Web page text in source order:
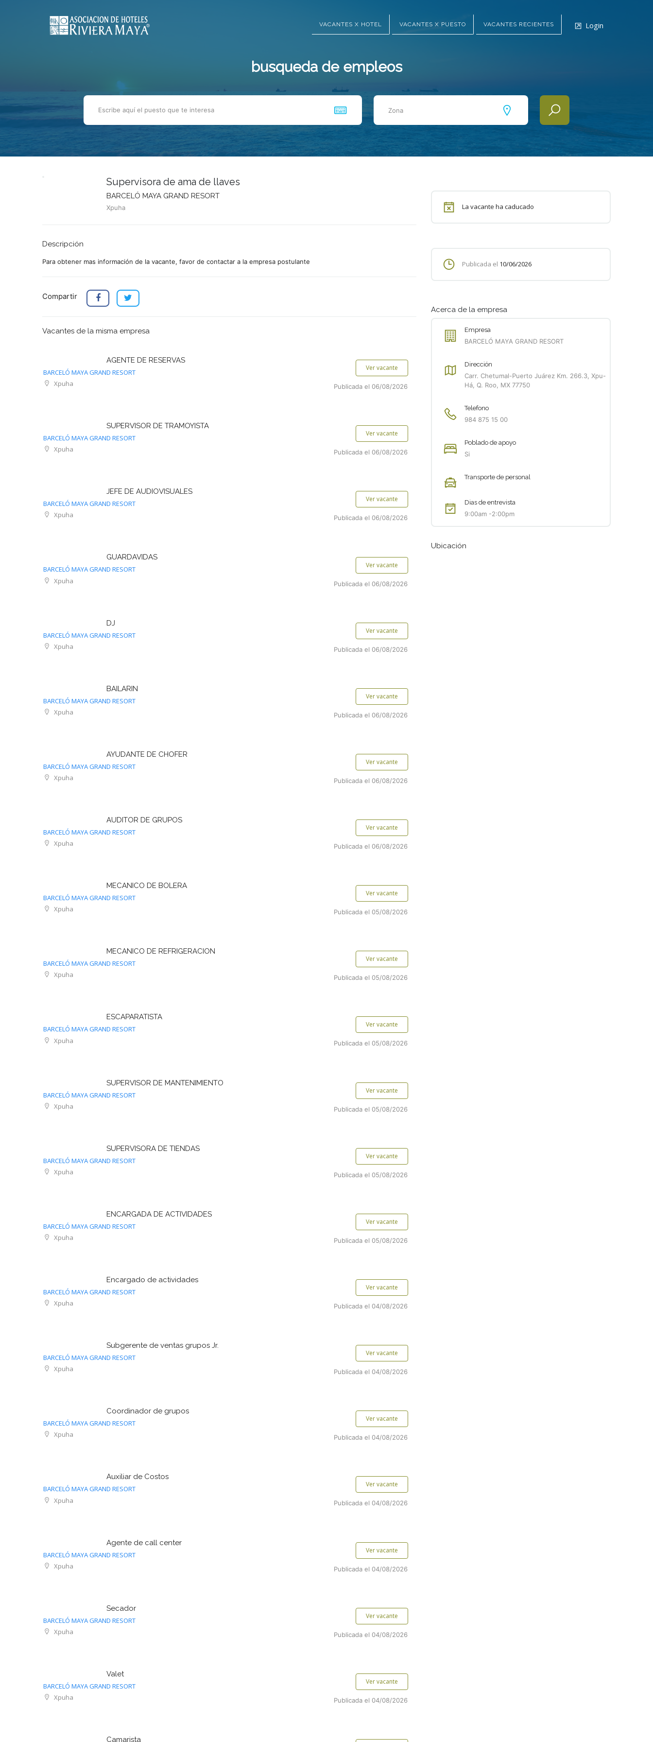
Login
VACANTES X HOTEL VACANTES X PUESTO VACANTES RECIENTES
busqueda de empleos
Zona
Supervisora de ama de llaves
BARCELÓ MAYA GRAND RESORT
Xpuha
Descripción
Para obtener mas información de la vacante, favor de contactar a la empresa postulante
Compartir
Vacantes de la misma empresa
AGENTE DE RESERVAS
BARCELÓ MAYA GRAND RESORT
Xpuha
Ver vacante
Publicada el 06/08/2026
SUPERVISOR DE TRAMOYISTA
BARCELÓ MAYA GRAND RESORT
Xpuha
Ver vacante
Publicada el 06/08/2026
JEFE DE AUDIOVISUALES
BARCELÓ MAYA GRAND RESORT
Xpuha
Ver vacante
Publicada el 06/08/2026
GUARDAVIDAS
BARCELÓ MAYA GRAND RESORT
Xpuha
Ver vacante
Publicada el 06/08/2026
DJ
BARCELÓ MAYA GRAND RESORT
Xpuha
Ver vacante
Publicada el 06/08/2026
BAILARIN
BARCELÓ MAYA GRAND RESORT
Xpuha
Ver vacante
Publicada el 06/08/2026
AYUDANTE DE CHOFER
BARCELÓ MAYA GRAND RESORT
Xpuha
Ver vacante
Publicada el 06/08/2026
AUDITOR DE GRUPOS
BARCELÓ MAYA GRAND RESORT
Xpuha
Ver vacante
Publicada el 06/08/2026
MECANICO DE BOLERA
BARCELÓ MAYA GRAND RESORT
Xpuha
Ver vacante
Publicada el 05/08/2026
MECANICO DE REFRIGERACION
BARCELÓ MAYA GRAND RESORT
Xpuha
Ver vacante
Publicada el 05/08/2026
ESCAPARATISTA
BARCELÓ MAYA GRAND RESORT
Xpuha
Ver vacante
Publicada el 05/08/2026
SUPERVISOR DE MANTENIMIENTO
BARCELÓ MAYA GRAND RESORT
Xpuha
Ver vacante
Publicada el 05/08/2026
SUPERVISORA DE TIENDAS
BARCELÓ MAYA GRAND RESORT
Xpuha
Ver vacante
Publicada el 05/08/2026
ENCARGADA DE ACTIVIDADES
BARCELÓ MAYA GRAND RESORT
Xpuha
Ver vacante
Publicada el 05/08/2026
Encargado de actividades
BARCELÓ MAYA GRAND RESORT
Xpuha
Ver vacante
Publicada el 04/08/2026
Subgerente de ventas grupos Jr.
BARCELÓ MAYA GRAND RESORT
Xpuha
Ver vacante
Publicada el 04/08/2026
Coordinador de grupos
BARCELÓ MAYA GRAND RESORT
Xpuha
Ver vacante
Publicada el 04/08/2026
Auxiliar de Costos
BARCELÓ MAYA GRAND RESORT
Xpuha
Ver vacante
Publicada el 04/08/2026
Agente de call center
BARCELÓ MAYA GRAND RESORT
Xpuha
Ver vacante
Publicada el 04/08/2026
Secador
BARCELÓ MAYA GRAND RESORT
Xpuha
Ver vacante
Publicada el 04/08/2026
Valet
BARCELÓ MAYA GRAND RESORT
Xpuha
Ver vacante
Publicada el 04/08/2026
Camarista
La vacante ha caducado
Publicada el 10/06/2026
Acerca de la empresa
Empresa
BARCELÓ MAYA GRAND RESORT
Dirección
Carr. Chetumal-Puerto Juárez Km. 266.3, Xpu-
Há, Q. Roo, MX 77750
Telefono
984 875 15 00
Poblado de apoyo
Si
Transporte de personal
Dias de entrevista
9:00am -2:00pm
Ubicación